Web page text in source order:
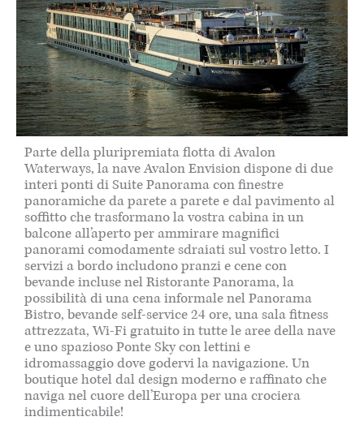
Parte della pluripremiata flotta di Avalon
Waterways, la nave Avalon Envision dispone di due
interi ponti di Suite Panorama con finestre
panoramiche da parete a parete e dal pavimento al
soffitto che trasformano la vostra cabina in un
balcone all’aperto per ammirare magnifici
panorami comodamente sdraiati sul vostro letto. I
servizi a bordo includono pranzi e cene con
bevande incluse nel Ristorante Panorama, la
possibilità di una cena informale nel Panorama
Bistro, bevande self-service 24 ore, una sala fitness
attrezzata, Wi-Fi gratuito in tutte le aree della nave
e uno spazioso Ponte Sky con lettini e
idromassaggio dove godervi la navigazione. Un
boutique hotel dal design moderno e raffinato che
naviga nel cuore dell’Europa per una crociera
indimenticabile!